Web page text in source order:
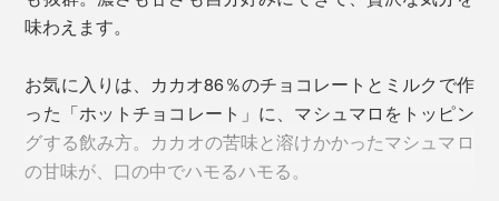
牛乳は温めすぎると表面に膜がはってしまいますが、そ
格別です。
※「Hot tea」モードは泡立ちません。
※低脂肪乳を使用すると泡立ちが少なくなります。
※「Cold milk foam」モードは温まりません。
ガラス製だからニオイやキズがつきにくく、カップの底
面はコーティング加工済みで、汚れも落としやすくなっ
ています。
味わえます。
お気に入りは、カカオ86％のチョコレートとミルクで作
った「ホットチョコレート」に、マシュマロをトッピン
グする飲み方。カカオの苦味と溶けかかったマシュマロ
の甘味が、口の中でハモるハモる。